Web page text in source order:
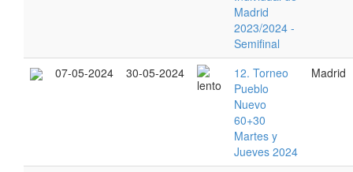
Madrid
2023/2024 -
Semifinal
07-05-2024 30-05-2024
12. Torneo
Pueblo
Nuevo
60+30
Martes y
Jueves 2024
Madrid